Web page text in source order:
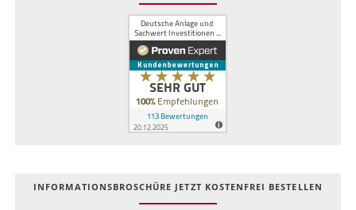
INFOR­MATIONS­BROSCHÜRE JETZT KOSTEN­FREI BESTELLEN